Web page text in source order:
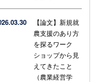
【論文】新規就
農支援のあり方
を探るワーク
ショップから見
えてきたこと
（農業経営学